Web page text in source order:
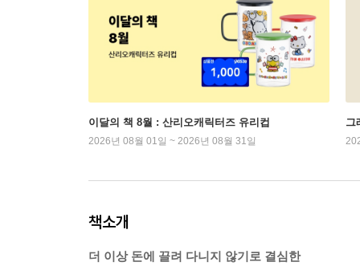
이달의 책 8월 : 산리오캐릭터즈 유리컵
2026년 08월 01일 ~ 2026년 08월 31일
그
책소개
더 이상 돈에 끌려 다니지 않기로 결심한